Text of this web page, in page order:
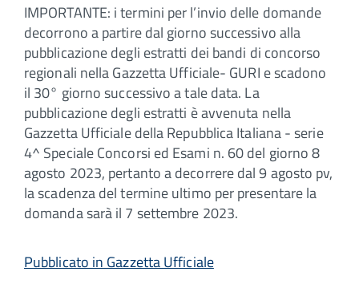
IMPORTANTE: i termini per l’invio delle domande
decorrono a partire dal giorno successivo alla
pubblicazione degli estratti dei bandi di concorso
regionali nella Gazzetta Ufficiale- GURI e scadono
il 30° giorno successivo a tale data. La
pubblicazione degli estratti è avvenuta nella
Gazzetta Ufficiale della Repubblica Italiana - serie
4^ Speciale Concorsi ed Esami n. 60 del giorno 8
agosto 2023, pertanto a decorrere dal 9 agosto pv,
la scadenza del termine ultimo per presentare la
domanda sarà il 7 settembre 2023.
Pubblicato in Gazzetta Ufficiale